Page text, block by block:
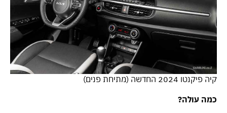
קיה פיקנטו 2024 החדשה (מתיחת פנים)
כמה עולה?